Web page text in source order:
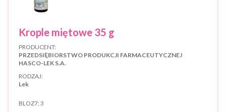
Krople miętowe 35 g
PRODUCENT:
PRZEDSIĘBIORSTWO PRODUKCJI FARMACEUTYCZNEJ
HASCO-LEK S.A.
RODZAJ:
Lek
BLOZ7: 3